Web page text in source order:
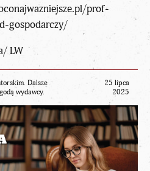
prof-
gospodarczy/
LW
Dalsze
wydawcy.
25 lipca
2025